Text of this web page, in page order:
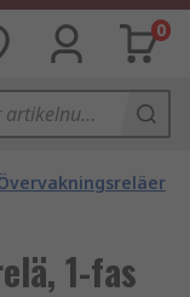
0
1-fas